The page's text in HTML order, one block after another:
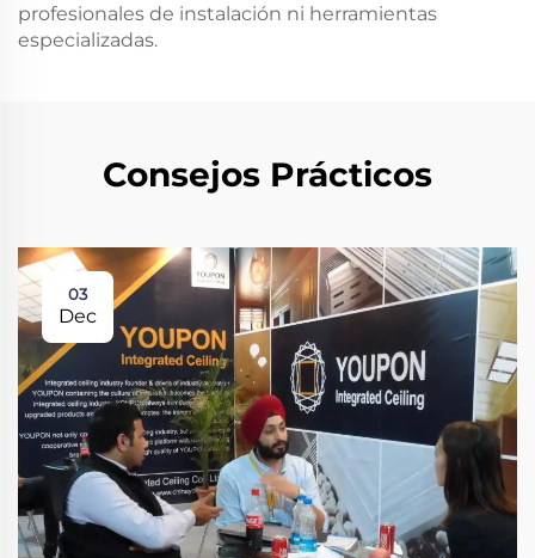
profesionales de instalación ni herramientas
especializadas.
Consejos Prácticos
03
Dec